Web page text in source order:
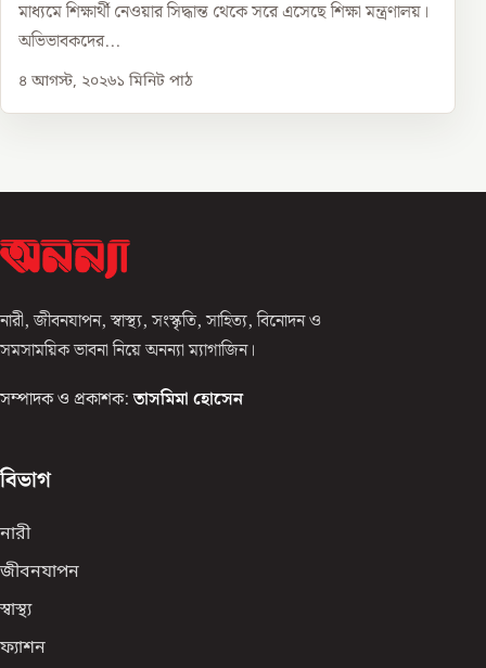
মাধ্যমে শিক্ষার্থী নেওয়ার সিদ্ধান্ত থেকে সরে এসেছে শিক্ষা মন্ত্রণালয়।
অভিভাবকদের...
৪ আগস্ট, ২০২৬১ মিনিট পাঠ
নারী, জীবনযাপন, স্বাস্থ্য, সংস্কৃতি, সাহিত্য, বিনোদন ও
সমসাময়িক ভাবনা নিয়ে অনন্যা ম্যাগাজিন।
সম্পাদক ও প্রকাশক: তাসমিমা হোসেন
বিভাগ
নারী
জীবনযাপন
স্বাস্থ্য
ফ্যাশন